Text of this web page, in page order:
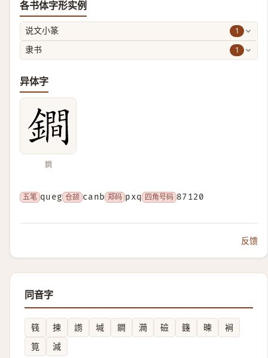
各书体字形实例
说文小篆 1
隶书 1
异体字
鐧
五笔 queg 仓颉 canb 郑码 pxq 四角号码 87120
反馈
同音字
篯 揀 謭 堿 鐧 㶕 礆 籛 暕
裥
筧
減